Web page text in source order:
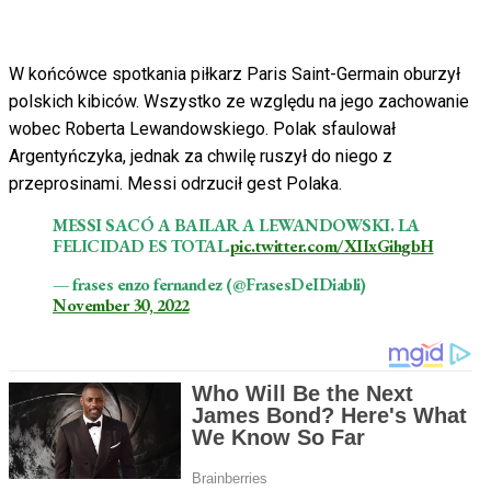
W końcówce spotkania piłkarz Paris Saint-Germain oburzył
polskich kibiców. Wszystko ze względu na jego zachowanie
wobec Roberta Lewandowskiego. Polak sfaulował
Argentyńczyka, jednak za chwilę ruszył do niego z
przeprosinami. Messi odrzucił gest Polaka.
MESSI SACÓ A BAILAR A LEWANDOWSKI. LA
FELICIDAD ES TOTAL.pic.twitter.com/XIIxGihgbH
— frases enzo fernandez (@FrasesDeIDiabli)
November 30, 2022